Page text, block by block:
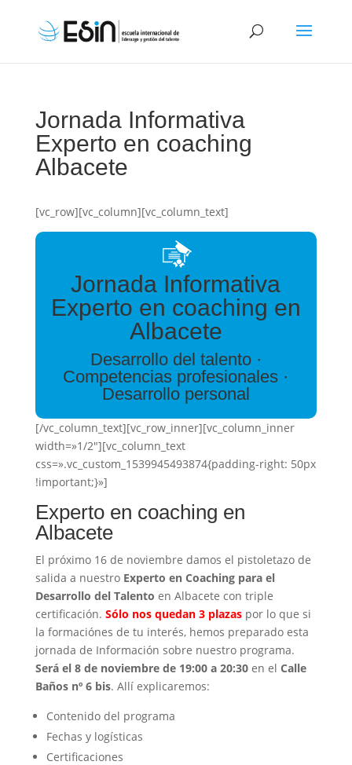
Jornada Informativa
Experto en coaching
Albacete
[vc_row][vc_column][vc_column_text]
Jornada Informativa
Experto en coaching en
Albacete
Desarrollo del talento ·
Competencias profesionales ·
Desarrollo personal
[/vc_column_text][vc_row_inner][vc_column_inner
width=»1/2″][vc_column_text
css=».vc_custom_1539945493874{padding-right: 50px
!important;}»]
Experto en coaching en
Albacete
El próximo 16 de noviembre damos el pistoletazo de
salida a nuestro Experto en Coaching para el
Desarrollo del Talento en Albacete con triple
certificación. Sólo nos quedan 3 plazas por lo que si
la formaciónes de tu interés, hemos preparado esta
jornada de Información sobre nuestro programa.
Será el 8 de noviembre de 19:00 a 20:30en el Calle
Baños nº 6 bis. Allí explicaremos:
Contenido del programa
Fechas y logísticas
Certificaciones